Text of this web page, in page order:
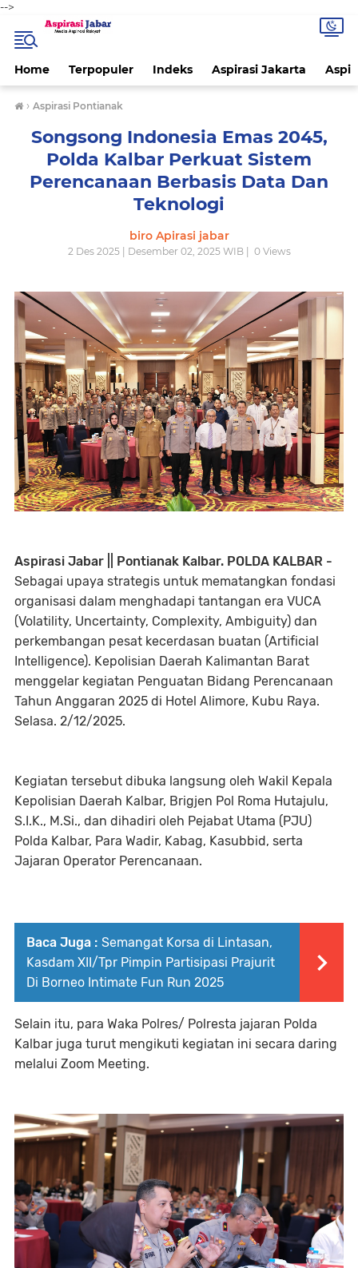
-->
Home Terpopuler Indeks Aspirasi Jakarta
› Aspirasi Pontianak
Songsong Indonesia Emas 2045,
Polda Kalbar Perkuat Sistem
Perencanaan Berbasis Data Dan
Teknologi
biro Apirasi jabar
2 Des 2025 | Desember 02, 2025 WIB | 0Views
Aspirasi Jabar || Pontianak Kalbar. POLDA KALBAR -
Sebagai upaya strategis untuk mematangkan fondasi
organisasi dalam menghadapi tantangan era VUCA
(Volatility, Uncertainty, Complexity, Ambiguity) dan
perkembangan pesat kecerdasan buatan (Artificial
Intelligence). Kepolisian Daerah Kalimantan Barat
menggelar kegiatan Penguatan Bidang Perencanaan
Tahun Anggaran 2025 di Hotel Alimore, Kubu Raya.
Selasa. 2/12/2025.
​Kegiatan tersebut dibuka langsung oleh Wakil Kepala
Kepolisian Daerah Kalbar, Brigjen Pol Roma Hutajulu,
S.I.K., M.Si., dan dihadiri oleh Pejabat Utama (PJU)
Polda Kalbar, Para Wadir, Kabag, Kasubbid, serta
Jajaran Operator Perencanaan.
Baca Juga : Semangat Korsa di Lintasan,
Kasdam XII/Tpr Pimpin Partisipasi Prajurit
Di Borneo Intimate Fun Run 2025
Selain itu, para Waka Polres/ Polresta jajaran Polda
Kalbar juga turut mengikuti kegiatan ini secara daring
melalui Zoom Meeting.